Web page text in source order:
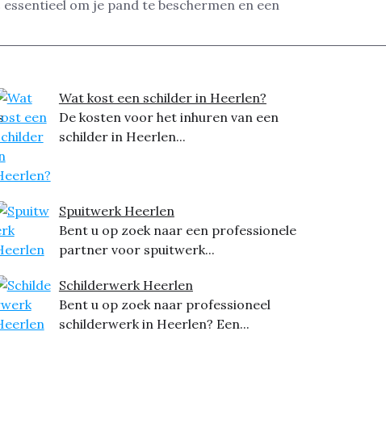
om je pand te beschermen en een
Wat kost een schilder in Heerlen?
De kosten voor het inhuren van een
schilder in Heerlen...
Spuitwerk Heerlen
Bent u op zoek naar een professionele
partner voor spuitwerk...
Schilderwerk Heerlen
Bent u op zoek naar professioneel
schilderwerk in Heerlen? Een...